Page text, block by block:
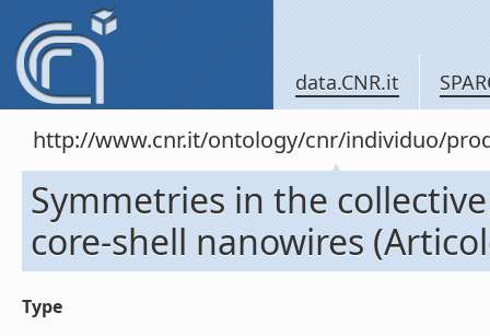
data.CNR.it
http://www.cnr.it/ontology/cnr/individuo/
Symmetries in the
core-shell nanowires
Type